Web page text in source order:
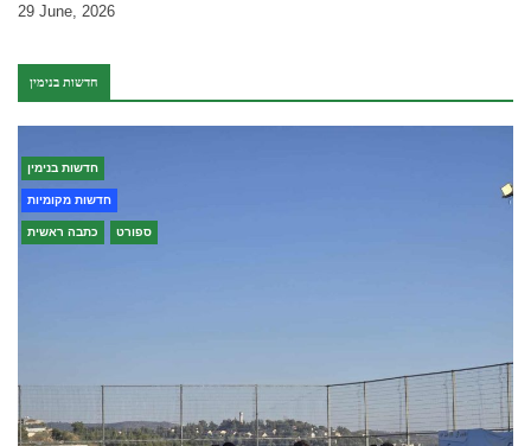
29 June, 2026
חדשות בנימין
חדשות בנימין
חדשות מקומיות
כתבה ראשית ספורט